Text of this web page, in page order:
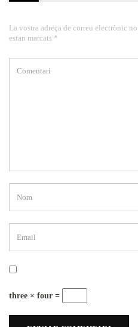
La vostra adreça de correu electrònic
estan marcats *
three × four =